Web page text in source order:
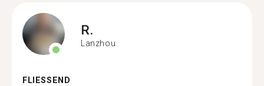
R.
Lanzhou
FLIESSEND